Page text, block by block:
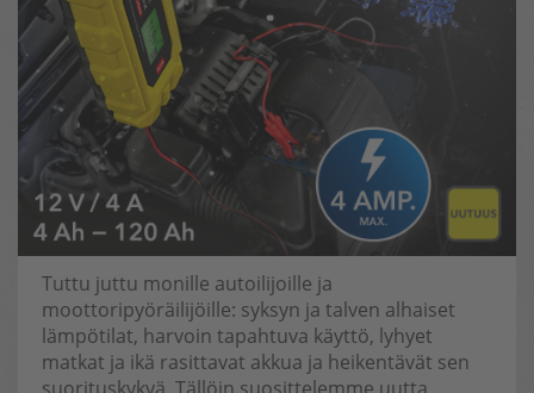
Tuttu juttu monille autoilijoille ja
moottoripyöräilijöille: syksyn ja talven alhaiset
lämpötilat, harvoin tapahtuva käyttö, lyhyet
matkat ja ikä rasittavat akkua ja heikentävät sen